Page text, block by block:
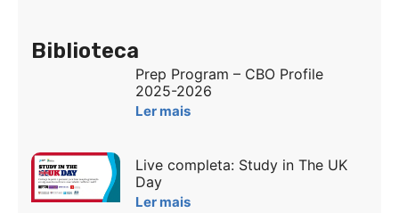
Biblioteca
Prep Program – CBO Profile
2025-2026
Ler mais
Live completa: Study in The UK
Day
Ler mais